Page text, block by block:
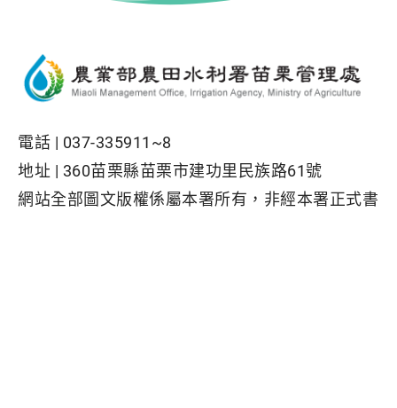
電話 | 037-335911~8
地址 | 360苗栗縣苗栗市建功里民族路61號
網站全部圖文版權係屬本署所有，非經本署正式書